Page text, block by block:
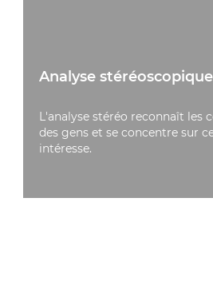
Analyse stéréoscopique
L'analyse stéréo reconnaît les
des gens et se concentre sur
intéresse.